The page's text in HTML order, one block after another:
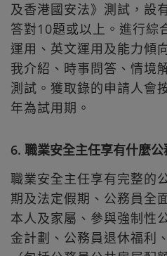
及香港國安法》測試，設
答對10題或以上。進行綜
運用、英文運用及能力傾
我介紹、時事問答、情境
測試。獲取錄的申請人會
年為試用期。
6. 職業安全主任享有什麼公
職業安全主任享有完整的
期及法定假期、公務員全
本人及家屬、參與強制性
金計劃、公務員退休福利